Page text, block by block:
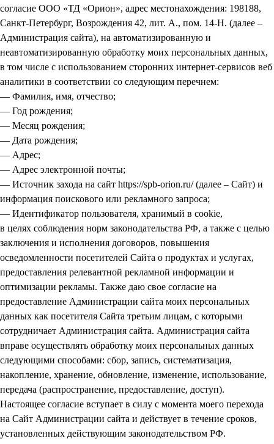
согласие ООО «ТД «Орион», адрес местонахождения: 198188,
Санкт-Петербург, Возрождения 42, лит. А., пом. 14-Н. (далее –
Администрация сайта), на автоматизированную и
неавтоматизированную обработку моих персональных данных,
в том числе с использованием сторонних интернет-сервисов веб
аналитики в соответствии со следующим перечнем:
— Фамилия, имя, отчество;
— Год рождения;
— Месяц рождения;
— Дата рождения;
— Адрес;
— Адрес электронной почты;
— Источник захода на сайт https://spb-orion.ru/ (далее – Сайт) и
информация поискового или рекламного запроса;
— Идентификатор пользователя, хранимый в cookie,
в целях соблюдения норм законодательства РФ, а также с целью
заключения и исполнения договоров, повышения
осведомленности посетителей Сайта о продуктах и услугах,
предоставления релевантной рекламной информации и
оптимизации рекламы. Также даю свое согласие на
предоставление Администрации сайта моих персональных
данных как посетителя Сайта третьим лицам, с которыми
сотрудничает Администрация сайта. Администрация сайта
вправе осуществлять обработку моих персональных данных
следующими способами: сбор, запись, систематизация,
накопление, хранение, обновление, изменение, использование,
передача (распространение, предоставление, доступ).
Настоящее согласие вступает в силу с момента моего перехода
на Сайт Администрации сайта и действует в течение сроков,
установленных действующим законодательством РФ.